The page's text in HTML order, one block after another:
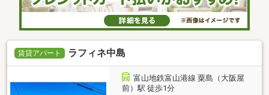
賃貸アパート ラフィネ中島
富山地鉄富山港線 粟島（大阪屋
前）駅 徒歩1分